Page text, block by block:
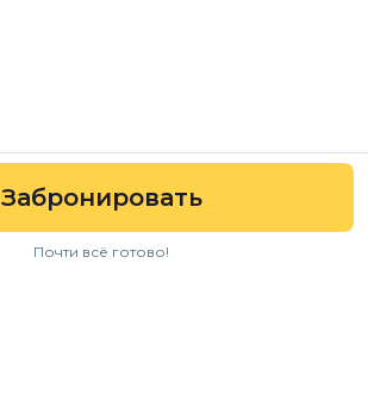
Забронировать
Почти всё готово!